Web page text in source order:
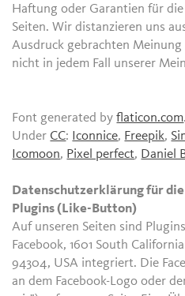
Haftung oder Garantien für
Seiten. Wir distanzieren uns
Ausdruck gebrachten Meinung
nicht in jedem Fall unserer
Font generated byflaticon.com.
Under CC: Iconnice, Freepik,
Icomoon, Pixel perfect, Daniel
Datenschutzerklärung für
Plugins (Like-Button)
Auf unseren Seiten sind
Facebook, 1601 South
94304, USA integriert. Die
an dem Facebook-Logo oder